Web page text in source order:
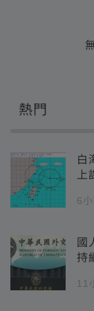
熱門
白
6小
國
持
11